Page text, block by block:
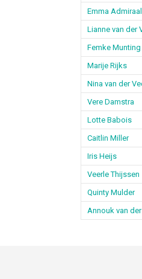
Emma Admiraal
Lianne van der
Femke Munting
Marije Rijks
Nina van der
Vere Damstra
Lotte Babois
Caitlin Miller
Iris Heijs
Veerle Thijssen
Quinty Mulder
Annouk van